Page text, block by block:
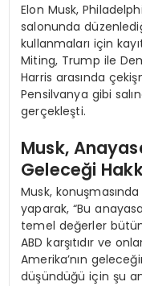
Elon Musk,
salonunda
kullanmaları için
Miting, Trump ile
Harris arasında
Pensilvanya gibi
gerçekleşti.
Musk,
Geleceği
Musk,
yaparak, “Bu
temel değerler
ABD karşıtıdır ve
Amerika’nın
düşündüğü için şu